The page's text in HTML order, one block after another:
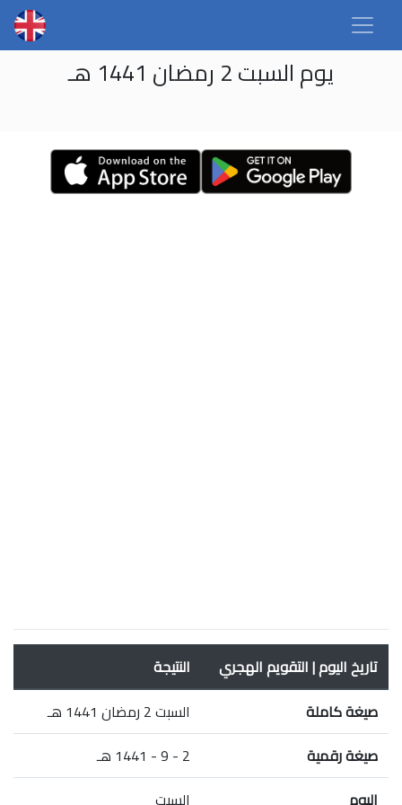
يوم السبت 2 رمضان 1441 هـ
تاريخ اليوم | التقويم الهجري
النتيجة
صيغة كاملة
السبت 2 رمضان 1441 هـ
صيغة رقمية
2 - 9 - 1441 هـ
اليوم
السبت